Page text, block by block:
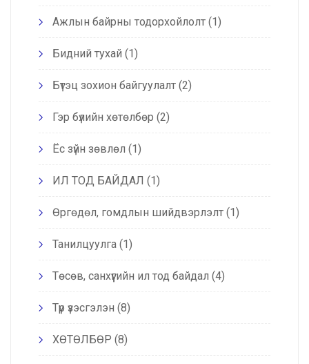
Ажлын байрны тодорхойлолт (1)
Бидний тухай (1)
Бүтэц зохион байгуулалт (2)
Гэр бүлийн хөтөлбөр (2)
Ёс зүйн зөвлөл (1)
ИЛ ТОД БАЙДАЛ (1)
Өргөдөл, гомдлын шийдвэрлэлт (1)
Танилцуулга (1)
Төсөв, санхүүгийн ил тод байдал (4)
Түр үзэсгэлэн (8)
ХӨТӨЛБӨР (8)